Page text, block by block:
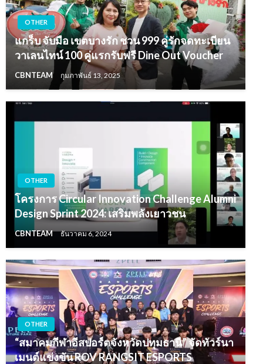
OTHER
แกร็บ จับมือ เขตบางรัก ชวน 999 คู่รักจดทะเบียน
วาเลนไทน์ 100 คู่แรกรับฟรี Dine Out Voucher
CBNTEAM กุมภาพันธ์ 13, 2025
OTHER
โครงการ Circular Innovation Challenge Alumni
Design Sprint 2024: เสริมพลังเยาวชน
CBNTEAM ธันวาคม 6, 2024
OTHER
“สมาคมกีฬาอีสปอร์ตจังหวัดปทุมธานี” จัดทัวร์นา
เมนต์แข่งขัน ROV RANGSIT ESPORTS